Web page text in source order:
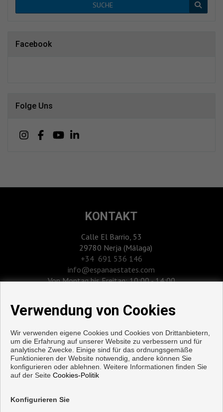
SUCHE
Facebook
Folge Uns
KONTAKT
Calle El Barrio, 53
29780 Nerja (Málaga)
‎+34 691 536 146
info@espanaestates.com
Von Montag bis Freitag: 10:00 - 14:00
Verwendung von Cookies
Wir verwenden eigene Cookies und Cookies von Drittanbietern,
um die Erfahrung auf unserer Website zu verbessern und für
analytische Zwecke. Einige sind für das ordnungsgemäße
Funktionieren der Website notwendig, andere können Sie
konfigurieren oder ablehnen. Weitere Informationen finden Sie
auf der Seite Cookies-Politik
Konfigurieren Sie